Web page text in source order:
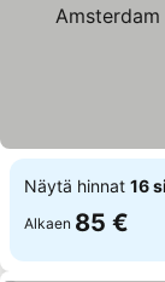
Näytä hinnat 16
Alkaen 85 €